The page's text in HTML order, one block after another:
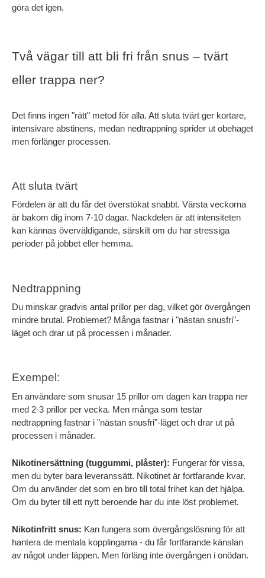
göra det igen.
Två vägar till att bli fri från snus – tvärt
eller trappa ner?
Det finns ingen "rätt" metod för alla. Att sluta tvärt ger kortare,
intensivare abstinens, medan nedtrappning sprider ut obehaget
men förlänger processen.
Att sluta tvärt
Fördelen är att du får det överstökat snabbt. Värsta veckorna
är bakom dig inom 7-10 dagar. Nackdelen är att intensiteten
kan kännas överväldigande, särskilt om du har stressiga
perioder på jobbet eller hemma.
Nedtrappning
Du minskar gradvis antal prillor per dag, vilket gör övergången
mindre brutal. Problemet? Många fastnar i "nästan snusfri"-
läget och drar ut på processen i månader.
Exempel:
En användare som snusar 15 prillor om dagen kan trappa ner
med 2-3 prillor per vecka. Men många som testar
nedtrappning fastnar i "nästan snusfri"-läget och drar ut på
processen i månader.
Nikotinersättning (tuggummi, plåster): Fungerar för vissa,
men du byter bara leveranssätt. Nikotinet är fortfarande kvar.
Om du använder det som en bro till total frihet kan det hjälpa.
Om du byter till ett nytt beroende har du inte löst problemet.
Nikotinfritt snus: Kan fungera som övergångslösning för att
hantera de mentala kopplingarna - du får fortfarande känslan
av något under läppen. Men förläng inte övergången i onödan.